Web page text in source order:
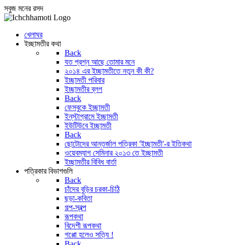
সবুজ মনের রসদ
খেলাঘর
ইচ্ছামতীর কথা
Back
যত প্রশ্ন আছে তোমার মনে
২০১৪ এর ইচ্ছামতীতে নতুন কী কী?
ইচ্ছামতী পরিবার
ইচ্ছামতীর ব্লগ
Back
ফেসবুকে ইচ্ছামতী
ইন্‌স্টাগ্রামে ইচ্ছামতী
ইউটিউবে ইচ্ছামতী
Back
ছোটোদের আন্তর্জাল পত্রিকা 'ইচ্ছামতী'-র ইতিকথা
ওয়েবম্যাগ সেমিনার ২০১৩ তে ইচ্ছামতী
ইচ্ছামতীর বিবিধ বার্তা
পত্রিকার বিভাগগুলি
Back
চাঁদের বুড়ির চরকা-চিঠি
ছড়া-কবিতা
গল্প-স্বল্প
রূপকথা
বিদেশী রূপকথা
গপ্পো হলেও সত্যি !